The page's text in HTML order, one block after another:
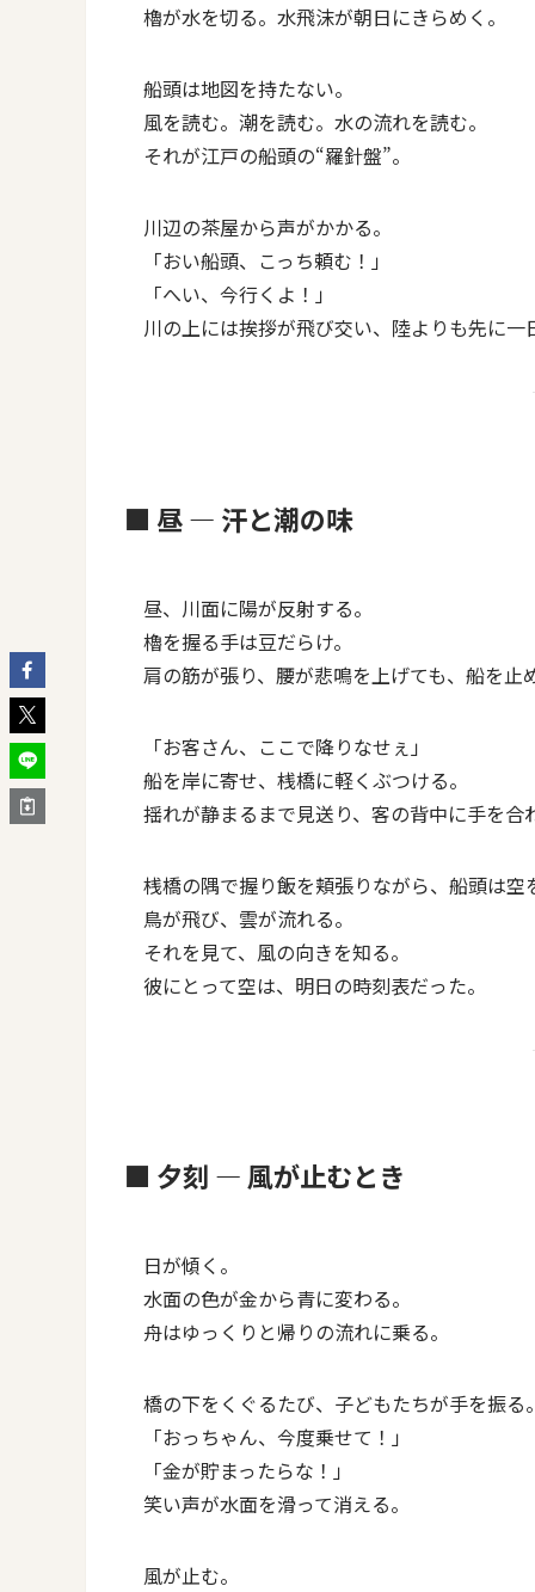
櫓が水を切る。水飛沫が朝日にきらめく。
船頭は地図を持たない。
風を読む。潮を読む。水の流れを読む。
それが江戸の船頭の“羅針盤”。
川辺の茶屋から声がかかる。
「おい船頭、こっち頼む！」
「へい、今行くよ！」
川の上には挨拶が飛び交い、陸よりも先に一
■ 昼 ― 汗と潮の味
昼、川面に陽が反射する。
櫓を握る手は豆だらけ。
肩の筋が張り、腰が悲鳴を上げても、船を止
「お客さん、ここで降りなせぇ」
船を岸に寄せ、桟橋に軽くぶつける。
揺れが静まるまで見送り、客の背中に手を合
桟橋の隅で握り飯を頬張りながら、船頭は空
鳥が飛び、雲が流れる。
それを見て、風の向きを知る。
彼にとって空は、明日の時刻表だった。
■ 夕刻 ― 風が止むとき
日が傾く。
水面の色が金から青に変わる。
舟はゆっくりと帰りの流れに乗る。
橋の下をくぐるたび、子どもたちが手を振る。
「おっちゃん、今度乗せて！」
「金が貯まったらな！」
笑い声が水面を滑って消える。
風が止む。